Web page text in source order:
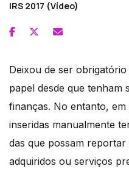
IRS 2017 (Vídeo)
Deixou de ser
papel desde que tenham
finanças. No entanto,
inseridas manualmente
das que possam reportar
adquiridos ou serviços